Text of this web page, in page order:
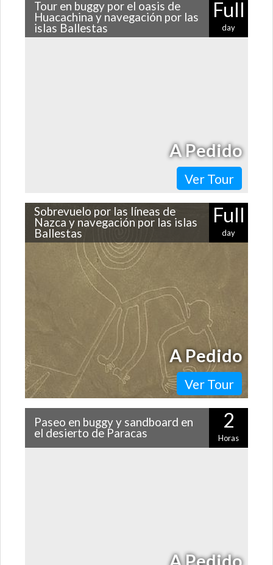
Tour en buggy por el oasis de
Huacachina y navegación por las
islas Ballestas
Full
day
Ver Tour
A Pedido
Sobrevuelo por las líneas de
Nazca y navegación por las islas
Ballestas
Full
day
Cerca de 800 figuras realizadas hace miles de años aún
se mantienen intactas en el desierto. ¿Te atreves a
volar sobre las famosas…
Ver Tour
A Pedido
Paseo en buggy y sandboard en
el desierto de Paracas
2
Horas